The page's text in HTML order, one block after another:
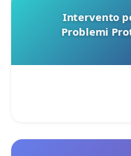
Intervento
Problemi